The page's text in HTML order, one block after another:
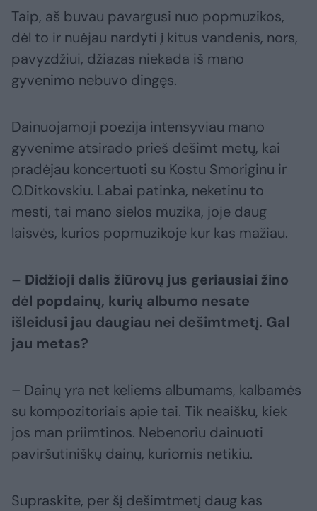
Taip, aš buvau pavargusi nuo popmuzikos,
dėl to ir nuėjau nardyti į kitus vandenis, nors,
pavyzdžiui, džiazas niekada iš mano
gyvenimo nebuvo dingęs.
Dainuojamoji poezija intensyviau mano
gyvenime atsirado prieš dešimt metų, kai
pradėjau koncertuoti su Kostu Smoriginu ir
O.Ditkovskiu. Labai patinka, neketinu to
mesti, tai mano sielos muzika, joje daug
laisvės, kurios popmuzikoje kur kas mažiau.
– Didžioji dalis žiūrovų jus geriausiai žino
dėl popdainų, kurių albumo nesate
išleidusi jau daugiau nei dešimtmetį. Gal
jau metas?
– Dainų yra net keliems albumams, kalbamės
su kompozitoriais apie tai. Tik neaišku, kiek
jos man priimtinos. Nebenoriu dainuoti
paviršutiniškų dainų, kuriomis netikiu.
Supraskite, per šį dešimtmetį daug kas